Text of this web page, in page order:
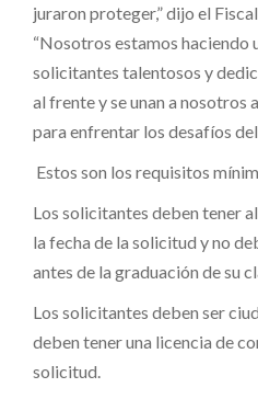
juraron proteger,” dijo el
“Nosotros estamos haciendo
solicitantes talentosos y
al frente y se unan a nosotros
para enfrentar los desafíos
Estos son los requisitos
Los solicitantes deben tener
la fecha de la solicitud y no
antes de la graduación de su
Los solicitantes deben ser
deben tener una licencia de
solicitud.